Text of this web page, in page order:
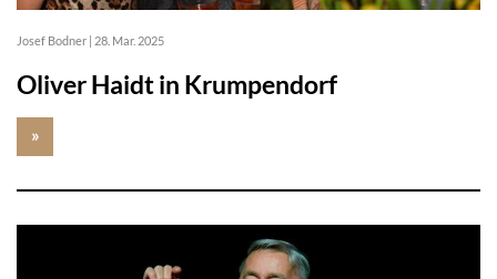
Josef Bodner | 28. Mar. 2025
Oliver Haidt in Krumpendorf
»